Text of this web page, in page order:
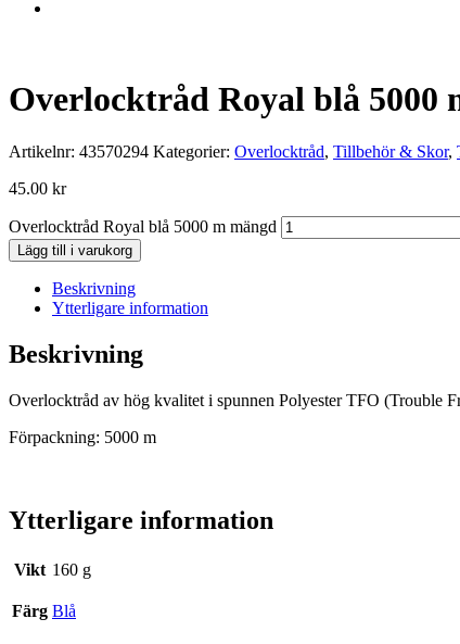
Overlocktråd Royal blå 5000
Artikelnr: 43570294 Kategorier: Overlocktråd, Tillbehör & Skor,
45.00 kr
Overlocktråd Royal blå 5000 m mängd
Lägg till i varukorg
Beskrivning
Ytterligare information
Beskrivning
Overlocktråd av hög kvalitet i spunnen Polyester TFO (Trouble
Förpackning: 5000 m
Ytterligare information
Vikt 160 g
Färg Blå